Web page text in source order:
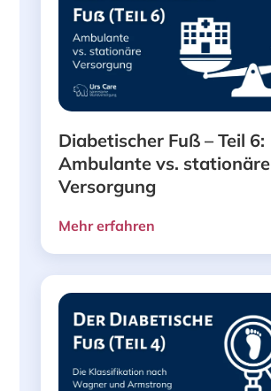
Diabetischer Fuß – Teil 6:
Ambulante vs. stationäre
Versorgung
Mehr erfahren